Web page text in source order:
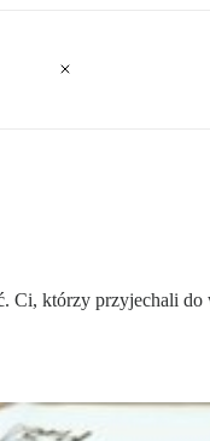
Ci, którzy przyjechali